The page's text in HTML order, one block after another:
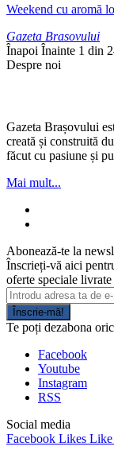
Weekend cu aromă
Gazeta Brasovului
Înapoi Înainte 1 din
Despre noi
Gazeta Brașovului
creată și construită
făcut cu pasiune și
Mai mult...
Abonează-te la
Înscrieți-vă aici
oferte speciale
Înscrie-mă!
Te poți dezabona
Facebook
Youtube
Instagram
RSS
Social media
Facebook Likes Like